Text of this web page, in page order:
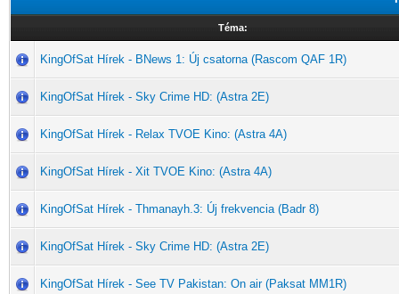
Téma:
KingOfSat Hírek - BNews 1: Új csatorna (Rascom QAF 1R)
KingOfSat Hírek - Sky Crime HD: (Astra 2E)
KingOfSat Hírek - Relax TVOE Kino: (Astra 4A)
KingOfSat Hírek - Xit TVOE Kino: (Astra 4A)
KingOfSat Hírek - Thmanayh.3: Új frekvencia (Badr 8)
KingOfSat Hírek - Sky Crime HD: (Astra 2E)
KingOfSat Hírek - See TV Pakistan: On air (Paksat MM1R)